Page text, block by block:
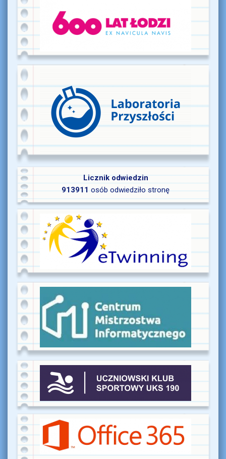
Licznik odwiedzin
913911 osób odwiedziło stronę